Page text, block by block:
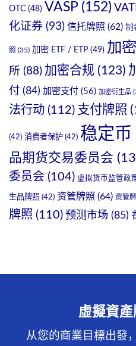
OTC (48) VASP (152)
化证券 (93) 信托牌照 (62) 制
照 (35) 加密 ETF / ETP (49) 加
所 (88) 加密合规 (123)
付 (84) 加密支付 (56) 加密衍生品
法行动 (112) 支付牌照
(42) 消费者保护 (42) 稳定币
品期货交易委员会
委员会 (104) 虚拟货币监管政
生品牌照 (42) 资管牌照 (64) 资管
牌照 (110) 预测市场 (85)
虛擬資產
从您的商業目標出發